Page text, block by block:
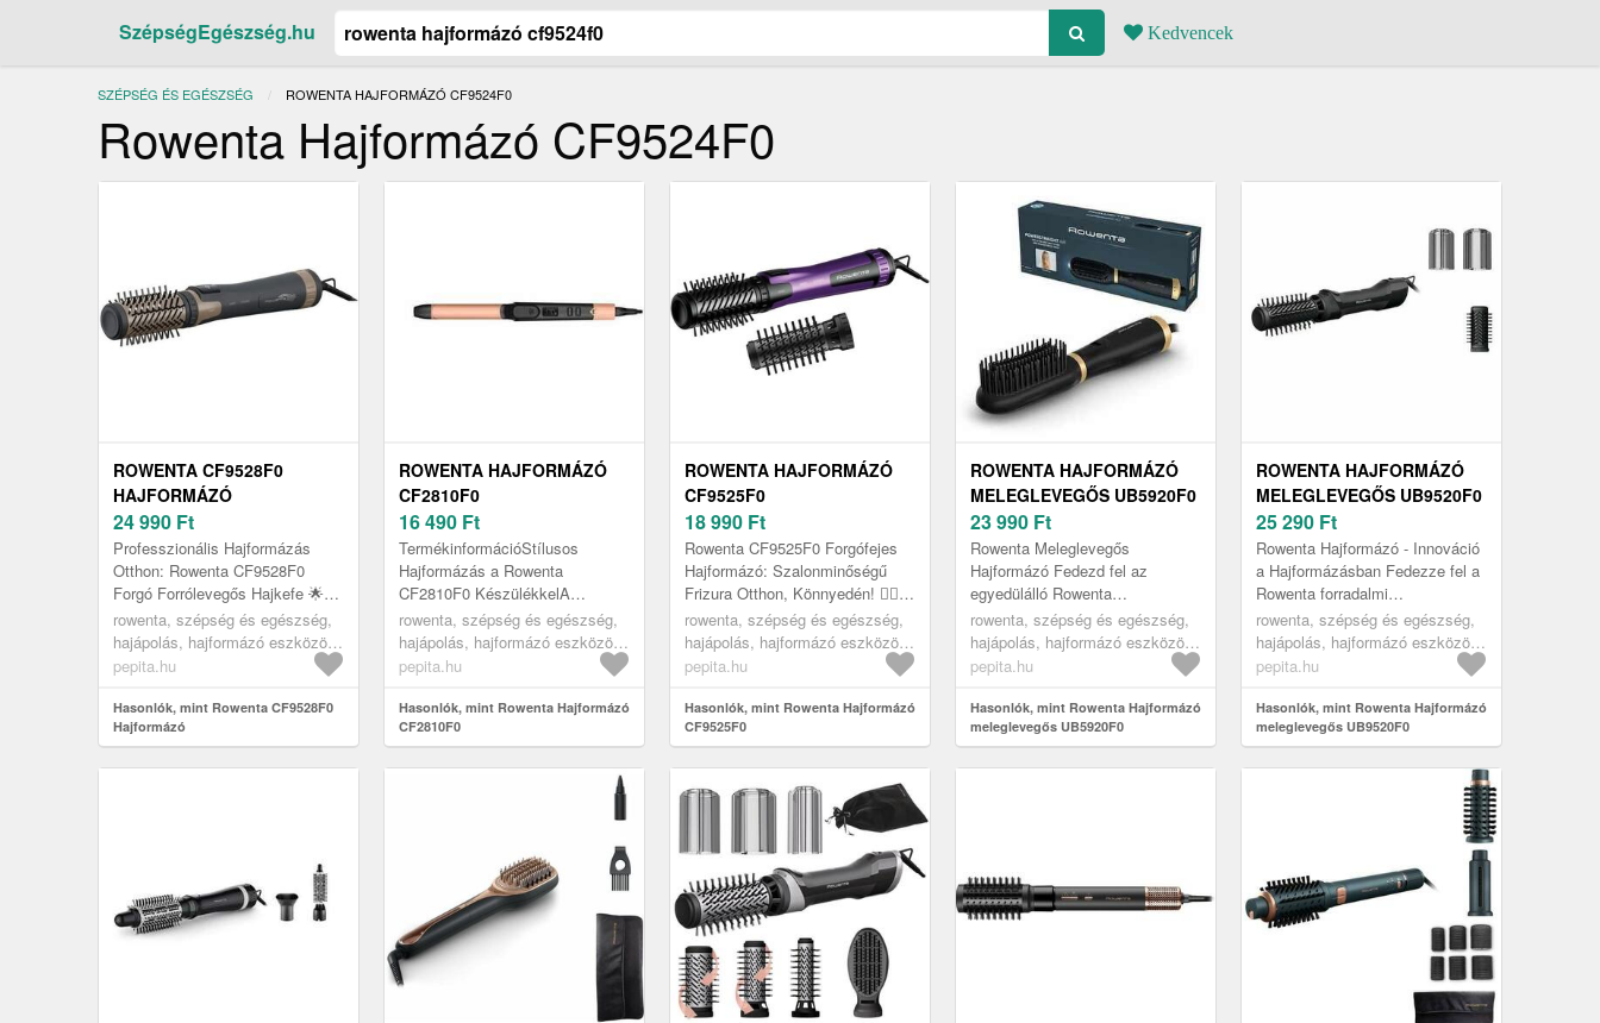
SzépségEgészség.hu Kedvencek
SZÉPSÉG ÉS EGÉSZSÉG JELENLEGI:
ROWENTA HAJFORMÁZÓ CF9524F0
Rowenta Hajformázó CF9524F0
ROWENTA CF9528F0
HAJFORMÁZÓ
24 990 Ft
Professzionális Hajformázás
Otthon: Rowenta CF9528F0
Forgó Forrólevegős Hajkefe 🌟
Tapasztalja meg a
szalonminőségű hajformázást
saját otthonában a ...
rowenta, szépség és egészség,
hajápolás, hajformázó eszközök,
hajformázó kefék
pepita.hu
Hasonlók, mint Rowenta CF9528F0
Hajformázó
ROWENTA HAJFORMÁZÓ
CF2810F0
16 490 Ft
TermékinformációStílusos
Hajformázás a Rowenta
CF2810F0 KészülékkelA
Rowenta CF2810F0
hajformázóval könnyedén és
hatékonyan érheted el a kívánt
rowenta, szépség és egészség,
hajápolás, hajformázó eszközök,
hajformázó kefék
pepita.hu
Hasonlók, mint Rowenta Hajformázó
CF2810F0
ROWENTA HAJFORMÁZÓ
CF9525F0
18 990 Ft
Rowenta CF9525F0 Forgófejes
Hajformázó: Szalonminőségű
Frizura Otthon, Könnyedén! 💁‍♀️
Képzeld el, hogy minden reggel
úgy indulhat a napod, mintha ...
rowenta, szépség és egészség,
hajápolás, hajformázó eszközök,
hajformázó kefék
pepita.hu
Hasonlók, mint Rowenta Hajformázó
CF9525F0
ROWENTA HAJFORMÁZÓ
MELEGLEVEGŐS UB5920F0
23 990 Ft
Rowenta Meleglevegős
Hajformázó Fedezd fel az
egyedülálló Rowenta
meleglevegős hajformázót,
amely tökéletes segítőtárs a
kreatív frizurák kialakítá...
rowenta, szépség és egészség,
hajápolás, hajformázó eszközök,
hajformázó kefék
pepita.hu
Hasonlók, mint Rowenta Hajformázó
meleglevegős UB5920F0
ROWENTA HAJFORMÁZÓ
MELEGLEVEGŐS UB9520F0
25 290 Ft
Rowenta Hajformázó - Innováció
a Hajformázásban Fedezze fel a
Rowenta forradalmi
meleglevegős hajformázóját,
amely új szintre emeli a
hajformázást....
rowenta, szépség és egészség,
hajápolás, hajformázó eszközök,
hajformázó kefék
pepita.hu
Hasonlók, mint Rowenta Hajformázó
meleglevegős UB9520F0